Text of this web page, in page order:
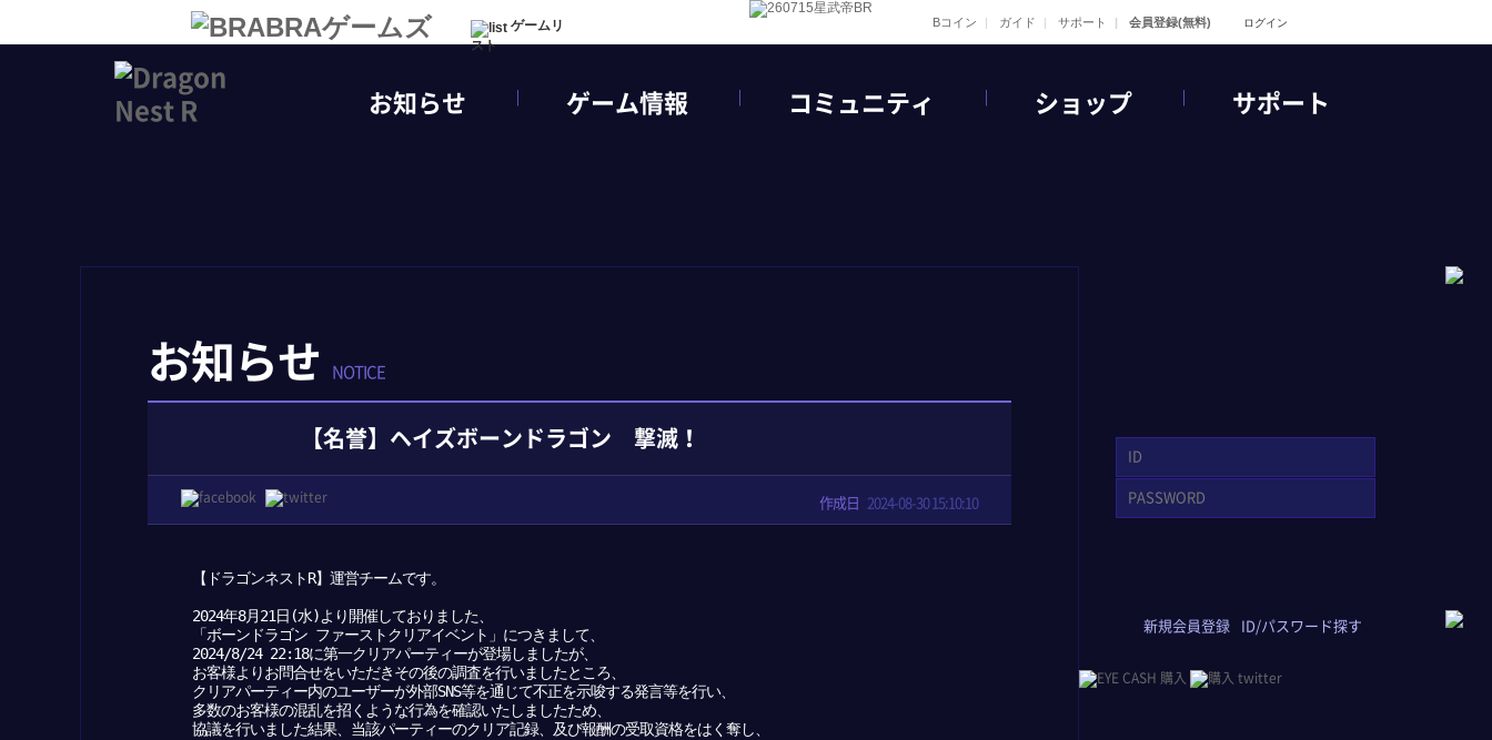
ゲームリ
スト
Bコイン ガイド サポート 会員登録(無料) ログイン
お知らせ ゲーム情報 コミュニティ ショップ サポート
お知らせ NOTICE
【名誉】ヘイズボーンドラゴン 撃滅！
作成日 2024-08-30 15:10:10
【ドラゴンネストR】運営チームです。
2024年8月21日(水)より開催しておりました、
「ボーンドラゴン ファーストクリアイベント」につきまして、
2024/8/24 22:18に第一クリアパーティーが登場しましたが、
お客様よりお問合せをいただきその後の調査を行いましたところ、
クリアパーティー内のユーザーが外部SNS等を通じて不正を示唆する発言等を行い、
多数のお客様の混乱を招くような行為を確認いたしましたため、
協議を行いました結果、当該パーティーのクリア記録、及び報酬の受取資格をはく奪し、
新規会員登録 ID/パスワード探す